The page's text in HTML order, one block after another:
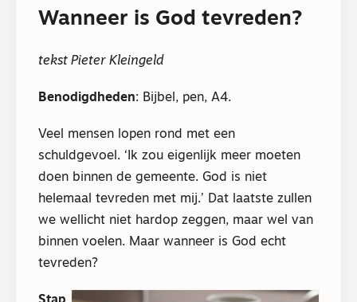
Wanneer is God tevreden?
tekst Pieter Kleingeld
Benodigdheden: Bijbel, pen, A4.
Veel mensen lopen rond met een
schuldgevoel. ‘Ik zou eigenlijk meer moeten
doen binnen de gemeente. God is niet
helemaal tevreden met mij.’ Dat laatste zullen
we wellicht niet hardop zeggen, maar wel van
binnen voelen. Maar wanneer is God echt
tevreden?